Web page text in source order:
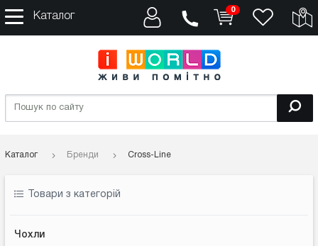
Каталог
0
Каталог Бренди Cross-Line
Товари з категорій
Чохли